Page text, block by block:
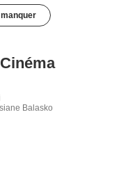
Balasko